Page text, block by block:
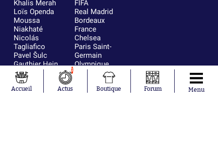
Khalis Merah
Loïs Openda
Moussa
Niakhaté
Nicolás
Tagliafico
Pavel Šulc
Gauthier Hein
Lionel Messi
Gonzalo
García Torres
FIFA
Real Madrid
Bordeaux
France
Chelsea
Paris Saint-
Germain
Olympique
RC Strasbourg
Accueil
1
Actus Boutique Forum Menu